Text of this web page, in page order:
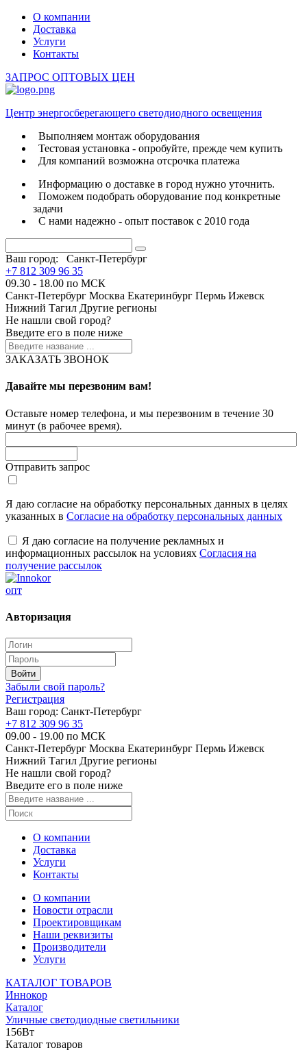
О компании
Доставка
Услуги
Контакты
ЗАПРОС ОПТОВЫХ ЦЕН
Центр энергосберегающего светодиодного освещения
Выполняем монтаж оборудования
Тестовая установка - опробуйте, прежде чем купить
Для компаний возможна отсрочка платежа
Информацию о доставке в город нужно уточнить.
Поможем подобрать оборудование под конкретные
задачи
С нами надежно - опыт поставок с 2010 года
Ваш город:
Санкт-Петербург
+7 812 309 96 35
09.30 - 18.00 по МСК
Санкт-Петербург Москва Екатеринбург Пермь Ижевск
Нижний Тагил Другие регионы
Не нашли свой город?
Введите его в поле ниже
ЗАКАЗАТЬ ЗВОНОК
Давайте мы перезвоним вам!
Оставьте номер телефона, и мы перезвоним в течение 30
минут (в рабочее время).
Отправить запрос
Я даю согласие на обработку персональных данных в целях
указанных в Согласие на обработку персональных данных
Я даю согласие на получение рекламных и
информационных рассылок на условиях Согласия на
получение рассылок
опт
Авторизация
Забыли свой пароль?
Регистрация
Ваш город: Санкт-Петербург
+7 812 309 96 35
09.00 - 19.00 по МСК
Санкт-Петербург Москва Екатеринбург Пермь Ижевск
Нижний Тагил Другие регионы
Не нашли свой город?
Введите его в поле ниже
О компании
Доставка
Услуги
Контакты
О компании
Новости отрасли
Проектировщикам
Наши реквизиты
Производители
Услуги
КАТАЛОГ ТОВАРОВ
Иннокор
Каталог
Уличные светодиодные светильники
156Вт
Каталог товаров